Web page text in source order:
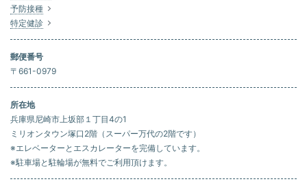
予防接種
特定健診
郵便番号
〒661-0979
所在地
兵庫県尼崎市上坂部１丁目4の1
ミリオンタウン塚口2階（スーパー万代の2階です）
※エレベーターとエスカレーターを完備しています。
※駐車場と駐輪場が無料でご利用頂けます。